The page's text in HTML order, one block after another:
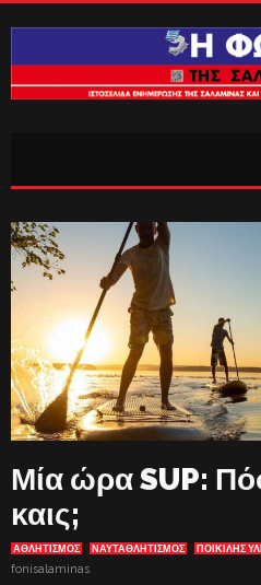
Μία ώρα SUP:
καις;
ΑΘΛΗΤΙΣΜΟΣ ΝΑΥΤΑΘΛΗΤΙΣΜΟΣ ΠΟΙΚΙΛΗΣ
fonisalaminas